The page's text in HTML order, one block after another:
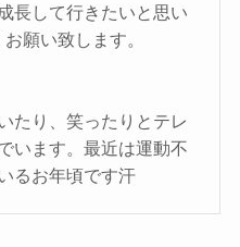
長して行きたいと思い
願い致します。
たり、笑ったりとテレ
います。最近は運動不
るお年頃です汗